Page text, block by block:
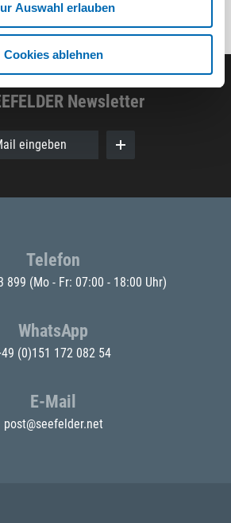
Auswahl erlauben
Cookies ablehnen
Newsletter
eingeben
Telefon
899 (Mo - Fr: 07:00 - 18:00 Uhr)
WhatsApp
(0)151 172 082 54
E-Mail
post@seefelder.net